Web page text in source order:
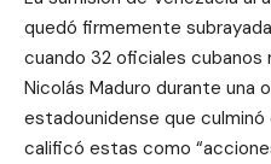
quedó firmemente
cuando 32 oficiales cubanos
Nicolás Maduro durante una
estadounidense que culminó
calificó estas como